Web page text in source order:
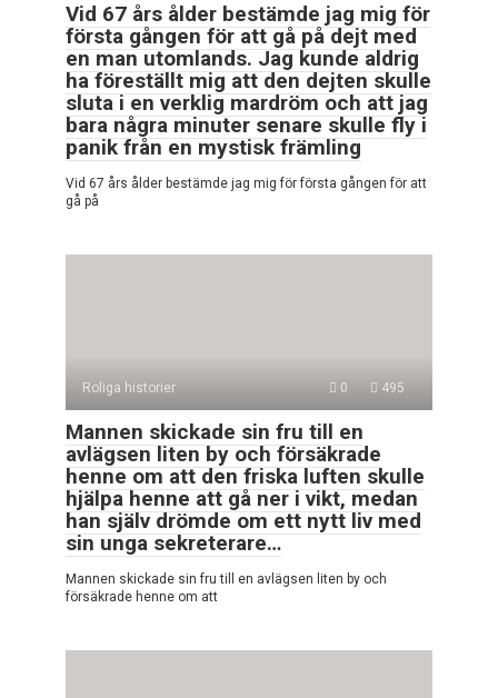
Vid 67 års ålder bestämde jag mig för
första gången för att gå på dejt med
en man utomlands. Jag kunde aldrig
ha föreställt mig att den dejten skulle
sluta i en verklig mardröm och att jag
bara några minuter senare skulle fly i
panik från en mystisk främling
Vid 67 års ålder bestämde jag mig för första gången för att
gå på
Roliga historier 0 495
Mannen skickade sin fru till en
avlägsen liten by och försäkrade
henne om att den friska luften skulle
hjälpa henne att gå ner i vikt, medan
han själv drömde om ett nytt liv med
sin unga sekreterare…
Mannen skickade sin fru till en avlägsen liten by och
försäkrade henne om att